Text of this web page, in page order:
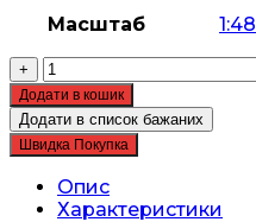
Масштаб 1:48
+
Збірна
модель
ICM
-
B-
26B
Marauder
Додати в кошик
Додати в список бажаних
Швидка Покупка
Опис
Характеристики